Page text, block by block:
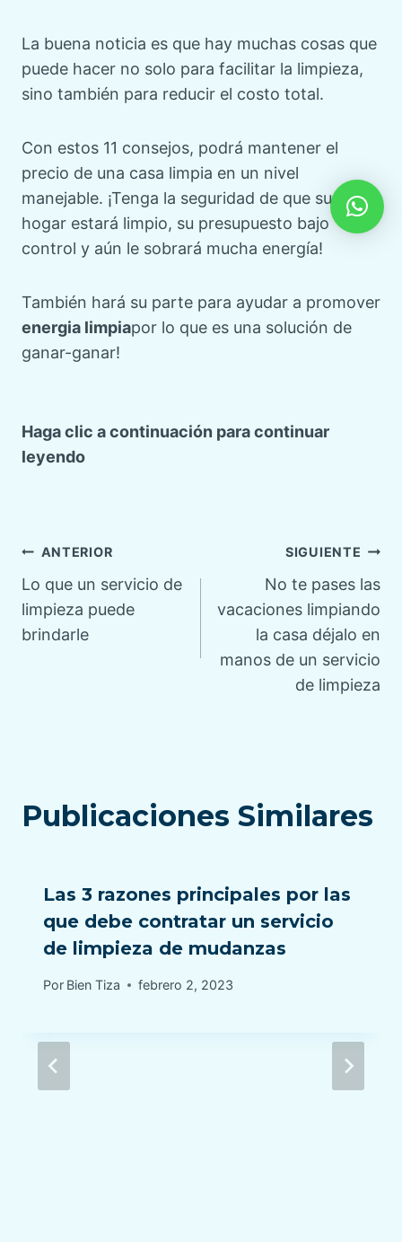
La buena noticia es que hay muchas cosas que
puede hacer no solo para facilitar la limpieza,
sino también para reducir el costo total.
Con estos 11 consejos, podrá mantener el
precio de una casa limpia en un nivel
manejable. ¡Tenga la seguridad de que su
hogar estará limpio, su presupuesto bajo
control y aún le sobrará mucha energía!
También hará su parte para ayudar a promover
energia limpiapor lo que es una solución de
ganar-ganar!
Haga clic a continuación para continuar
leyendo
Navegación
de
entradas
ANTERIOR
Lo que un servicio de
limpieza puede
brindarle
SIGUIENTE
No te pases las
vacaciones limpiando
la casa déjalo en
manos de un servicio
de limpieza
Publicaciones Similares
Las 3 razones principales por las
que debe contratar un servicio
de limpieza de mudanzas
Por Bien Tiza febrero 2, 2023